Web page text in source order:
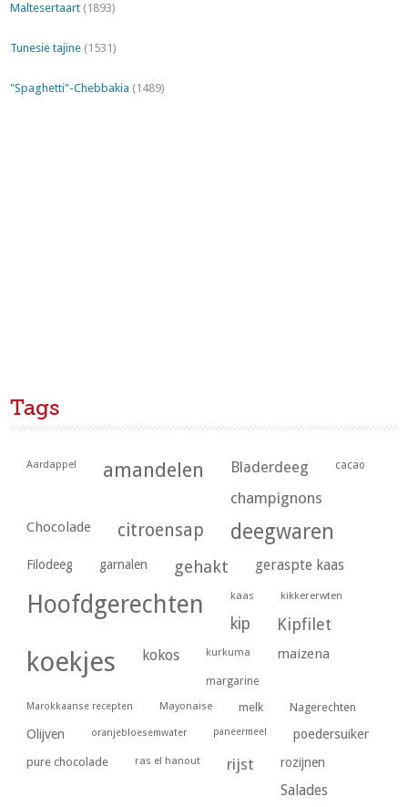
Maltesertaart (1893)
Tunesie tajine (1531)
"Spaghetti"-Chebbakia (1489)
Tags
Aardappel amandelen Bladerdeeg cacao
champignons
Chocolade citroensap deegwaren
Filodeeg garnalen gehakt geraspte kaas
Hoofdgerechten kaas kikkererwten
kip Kipfilet
koekjes kokos kurkuma maizena
margarine
Marokkaanse recepten Mayonaise melk Nagerechten
Olijven oranjebloesemwater paneermeel poedersuiker
pure chocolade ras el hanout rijst rozijnen
Salades